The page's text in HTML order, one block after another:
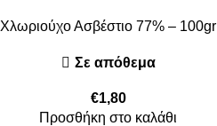
Χλωριούχο Ασβέστιο 77% – 100gr
Σε απόθεμα
€1,80
Προσθήκη στο καλάθι